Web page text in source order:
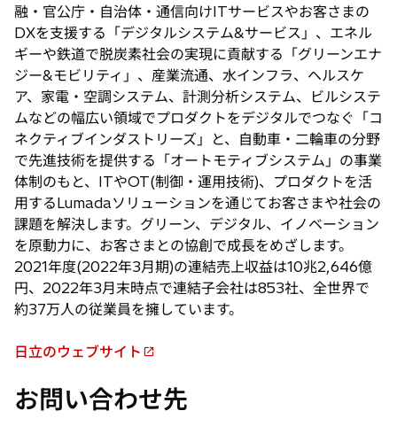
開
く
融・官公庁・自治体・通信向けITサービスやお客さまの
DXを支援する「デジタルシステム&サービス」、エネル
ギーや鉄道で脱炭素社会の実現に貢献する「グリーンエナ
ジー&モビリティ」、産業流通、水インフラ、ヘルスケ
ア、家電・空調システム、計測分析システム、ビルシステ
ムなどの幅広い領域でプロダクトをデジタルでつなぐ「コ
ネクティブインダストリーズ」と、自動車・二輪車の分野
で先進技術を提供する「オートモティブシステム」の事業
体制のもと、ITやOT(制御・運用技術)、プロダクトを活
用するLumadaソリューションを通じてお客さまや社会の
課題を解決します。グリーン、デジタル、イノベーション
を原動力に、お客さまとの協創で成長をめざします。
2021年度(2022年3月期)の連結売上収益は10兆2,646億
円、2022年3月末時点で連結子会社は853社、全世界で
約37万人の従業員を擁しています。
日立のウェブサイト
新
い
お問い合わせ先